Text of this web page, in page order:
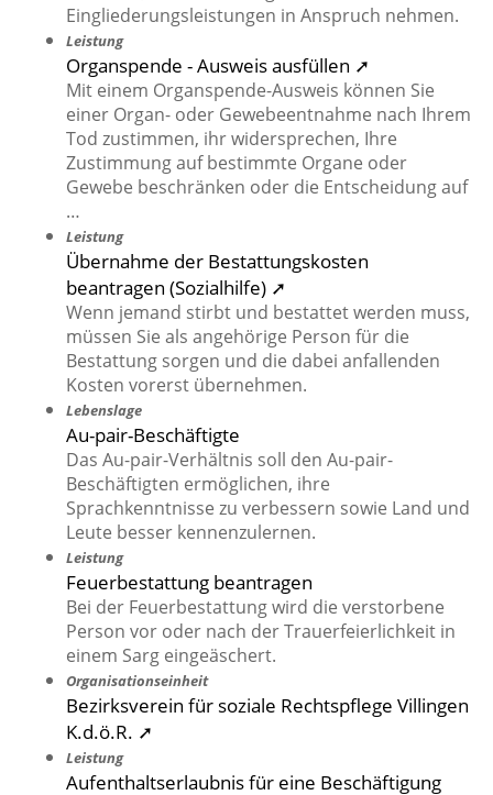
Eingliederungsleistungen in Anspruch nehmen.
Leistung
Organspende - Ausweis ausfüllen ➚
Mit einem Organspende-Ausweis können Sie
einer Organ- oder Gewebeentnahme nach Ihrem
Tod zustimmen, ihr widersprechen, Ihre
Zustimmung auf bestimmte Organe oder
Gewebe beschränken oder die Entscheidung auf
…
Leistung
Übernahme der Bestattungskosten
beantragen (Sozialhilfe) ➚
Wenn jemand stirbt und bestattet werden muss,
müssen Sie als angehörige Person für die
Bestattung sorgen und die dabei anfallenden
Kosten vorerst übernehmen.
Lebenslage
Au-pair-Beschäftigte
Das Au-pair-Verhältnis soll den Au-pair-
Beschäftigten ermöglichen, ihre
Sprachkenntnisse zu verbessern sowie Land und
Leute besser kennenzulernen.
Leistung
Feuerbestattung beantragen
Bei der Feuerbestattung wird die verstorbene
Person vor oder nach der Trauerfeierlichkeit in
einem Sarg eingeäschert.
Organisationseinheit
Bezirksverein für soziale Rechtspflege Villingen
K.d.ö.R. ➚
Leistung
Aufenthaltserlaubnis für eine Beschäftigung